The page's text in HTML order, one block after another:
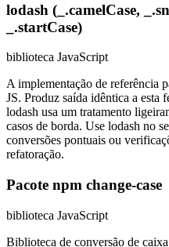
lodash (_.camelCase,
_.startCase)
biblioteca JavaScript
A implementação de referência
JS. Produz saída idêntica a esta
lodash usa um tratamento
casos de borda. Use lodash no
conversões pontuais ou
refatoração.
Pacote npm change-case
biblioteca JavaScript
Biblioteca de conversão de